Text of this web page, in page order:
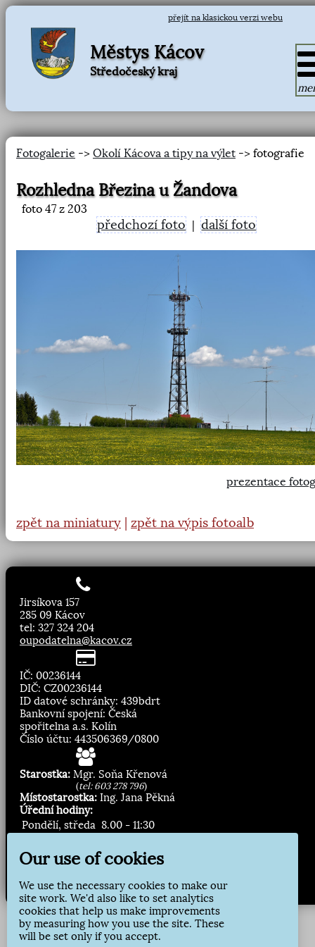
přejít na klasickou verzi webu
Městys Kácov
Středočeský kraj
Fotogalerie -> Okolí Kácova a tipy na výlet -> fotografie
Rozhledna Březina u Žandova
foto 47 z 203
předchozí foto |další foto
prezentace
zpět na miniatury | zpět na výpis fotoalb
Jirsíkova 157
285 09 Kácov
tel: 327 324 204
oupodatelna@kacov.cz
IČ: 00236144
DIČ: CZ00236144
ID datové schránky: 439bdrt
Bankovní spojení: Česká
spořitelna a.s. Kolín
Číslo účtu: 443506369/0800
Starostka: Mgr. Soňa Křenová
(tel: 603 278 796)
Místostarostka: Ing. Jana Pěkná
Úřední hodiny:
Pondělí, středa 8.00 - 11:30
Přihlásit odběr
Our use of cookies
We use the necessary cookies to make our
site work. We'd also like to set analytics
cookies that help us make improvements
by measuring how you use the site. These
will be set only if you accept.